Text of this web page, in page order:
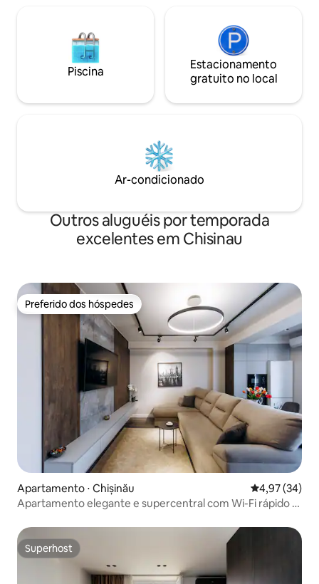
Piscina
Estacionamento
gratuito no local
Ar-condicionado
Outros aluguéis por temporada
excelentes em Chisinau
Preferido dos hóspedes
Preferido dos hóspedes
Apartamento ⋅ Chișinău 4,97 de uma
4,97 (34)
Apartamento elegante e supercentral com Wi-Fi rápido e
Superhost
Superhost